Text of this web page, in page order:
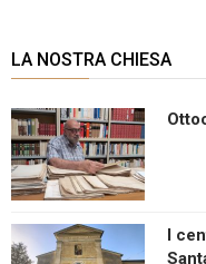
LA NOSTRA CHIESA
I